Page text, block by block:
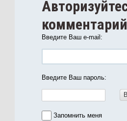
комментарий
Введите Ваш e-mail:
Введите Ваш пароль:
Запомнить меня